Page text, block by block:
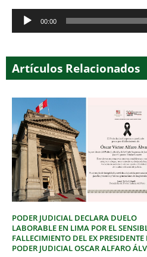
Reproductor
00:00
Artículos Relacionados
PODER JUDICIAL DECLARA DUELO
LABORABLE EN LIMA POR EL
FALLECIMIENTO DEL EX PRESIDENTE
PODER JUDICIAL OSCAR ALFARO